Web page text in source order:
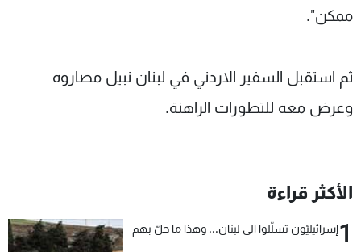
ممكن".
ثم استقبل السفير الاردني في لبنان نبيل مصاروه
وعرض معه للتطورات الراهنة.
الأكثر قراءة
1إسرائيليّون تسلّلوا الى لبنان... وهذا ما حلّ بهم